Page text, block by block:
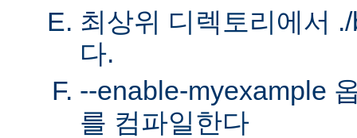
최상위 디렉토리에서
다.
--enable-myexample
를 컴파일한다